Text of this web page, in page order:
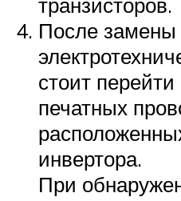
После замены
стоит перейти
печатных
инвертора.
При